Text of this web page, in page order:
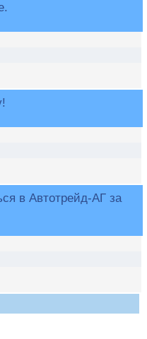
в Автотрейд-АГ за